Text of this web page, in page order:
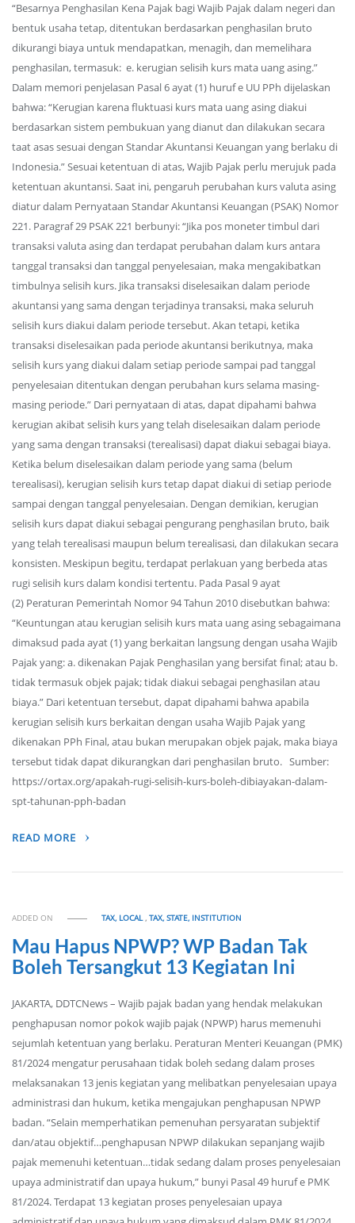
“Besarnya Penghasilan Kena Pajak bagi Wajib Pajak dalam negeri dan
bentuk usaha tetap, ditentukan berdasarkan penghasilan bruto
dikurangi biaya untuk mendapatkan, menagih, dan memelihara
penghasilan, termasuk: e. kerugian selisih kurs mata uang asing.”
Dalam memori penjelasan Pasal 6 ayat (1) huruf e UU PPh dijelaskan
bahwa: “Kerugian karena fluktuasi kurs mata uang asing diakui
berdasarkan sistem pembukuan yang dianut dan dilakukan secara
taat asas sesuai dengan Standar Akuntansi Keuangan yang berlaku di
Indonesia.” Sesuai ketentuan di atas, Wajib Pajak perlu merujuk pada
ketentuan akuntansi. Saat ini, pengaruh perubahan kurs valuta asing
diatur dalam Pernyataan Standar Akuntansi Keuangan (PSAK) Nomor
221. Paragraf 29 PSAK 221 berbunyi: “Jika pos moneter timbul dari
transaksi valuta asing dan terdapat perubahan dalam kurs antara
tanggal transaksi dan tanggal penyelesaian, maka mengakibatkan
timbulnya selisih kurs. Jika transaksi diselesaikan dalam periode
akuntansi yang sama dengan terjadinya transaksi, maka seluruh
selisih kurs diakui dalam periode tersebut. Akan tetapi, ketika
transaksi diselesaikan pada periode akuntansi berikutnya, maka
selisih kurs yang diakui dalam setiap periode sampai pad tanggal
penyelesaian ditentukan dengan perubahan kurs selama masing-
masing periode.” Dari pernyataan di atas, dapat dipahami bahwa
kerugian akibat selisih kurs yang telah diselesaikan dalam periode
yang sama dengan transaksi (terealisasi) dapat diakui sebagai biaya.
Ketika belum diselesaikan dalam periode yang sama (belum
terealisasi), kerugian selisih kurs tetap dapat diakui di setiap periode
sampai dengan tanggal penyelesaian. Dengan demikian, kerugian
selisih kurs dapat diakui sebagai pengurang penghasilan bruto, baik
yang telah terealisasi maupun belum terealisasi, dan dilakukan secara
konsisten. Meskipun begitu, terdapat perlakuan yang berbeda atas
rugi selisih kurs dalam kondisi tertentu. Pada Pasal 9 ayat
(2) Peraturan Pemerintah Nomor 94 Tahun 2010 disebutkan bahwa:
“Keuntungan atau kerugian selisih kurs mata uang asing sebagaimana
dimaksud pada ayat (1) yang berkaitan langsung dengan usaha Wajib
Pajak yang: a. dikenakan Pajak Penghasilan yang bersifat final; atau b.
tidak termasuk objek pajak; tidak diakui sebagai penghasilan atau
biaya.” Dari ketentuan tersebut, dapat dipahami bahwa apabila
kerugian selisih kurs berkaitan dengan usaha Wajib Pajak yang
dikenakan PPh Final, atau bukan merupakan objek pajak, maka biaya
tersebut tidak dapat dikurangkan dari penghasilan bruto. Sumber:
https://ortax.org/apakah-rugi-selisih-kurs-boleh-dibiayakan-dalam-
spt-tahunan-pph-badan
READ MORE
ADDED ON TAX, LOCAL,TAX, STATE, INSTITUTION
Mau Hapus NPWP? WP Badan Tak
Boleh Tersangkut 13 Kegiatan Ini
JAKARTA, DDTCNews – Wajib pajak badan yang hendak melakukan
penghapusan nomor pokok wajib pajak (NPWP) harus memenuhi
sejumlah ketentuan yang berlaku. Peraturan Menteri Keuangan (PMK)
81/2024 mengatur perusahaan tidak boleh sedang dalam proses
melaksanakan 13 jenis kegiatan yang melibatkan penyelesaian upaya
administrasi dan hukum, ketika mengajukan penghapusan NPWP
badan. “Selain memperhatikan pemenuhan persyaratan subjektif
dan/atau objektif…penghapusan NPWP dilakukan sepanjang wajib
pajak memenuhi ketentuan…tidak sedang dalam proses penyelesaian
upaya administratif dan upaya hukum,” bunyi Pasal 49 huruf e PMK
81/2024. Terdapat 13 kegiatan proses penyelesaian upaya